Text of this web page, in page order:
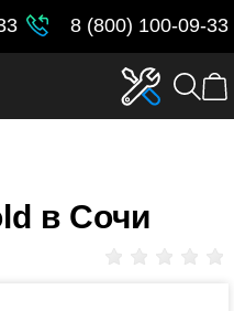
8 (800) 100-09-33
в Сочи